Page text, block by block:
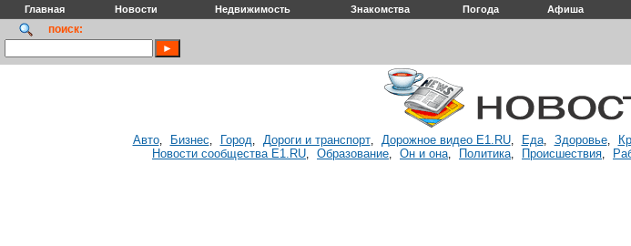
Главная Новости Недвижимость Знакомства Погода Афиша
поиск:
Авто, Бизнес, Город, Дороги и транспорт, Дорожное видео E1.RU, Еда, Здоровье,
Новости сообщества E1.RU, Образование, Он и она, Политика, Происшествия,